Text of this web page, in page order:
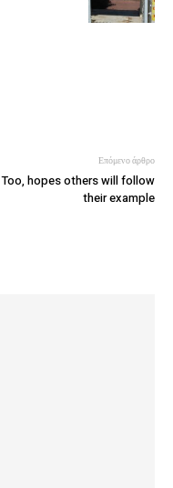
Επόμενο άρθρο
Too, hopes others will follow
their example